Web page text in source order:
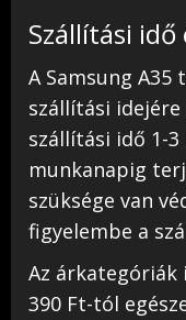
Szállítási
A Samsung A35
szállítási idejére
szállítási idő 1-
munkanapig
szüksége van
figyelembe a
Az árkategóriák
390 Ft-tól